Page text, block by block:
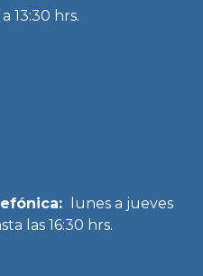
13:30 hrs.
lunes a jueves
las 16:30 hrs.